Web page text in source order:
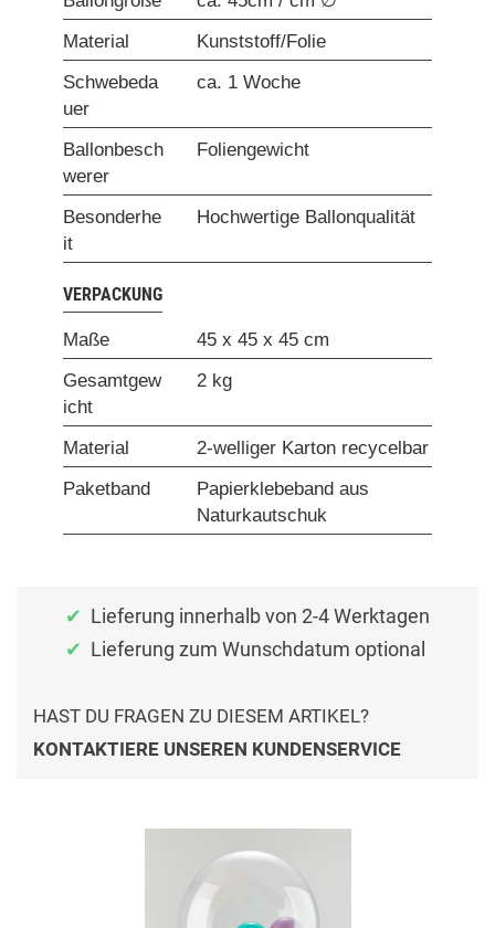
Material
Kunststoff/Folie
Schwebeda
uer
ca. 1 Woche
Ballonbesch
werer
Foliengewicht
Besonderhe
it
Hochwertige Ballonqualität
VERPACKUNG
Maße
45 x 45 x 45 cm
Gesamtgew
icht
2 kg
Material
2-welliger Karton recycelbar
Paketband
Papierklebeband aus
Naturkautschuk
Lieferung innerhalb von 2-4 Werktagen
Lieferung zum Wunschdatum optional
HAST DU FRAGEN ZU DIESEM ARTIKEL?
KONTAKTIERE UNSEREN KUNDENSERVICE